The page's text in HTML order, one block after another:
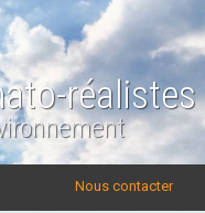
réalistes
Nous contacter